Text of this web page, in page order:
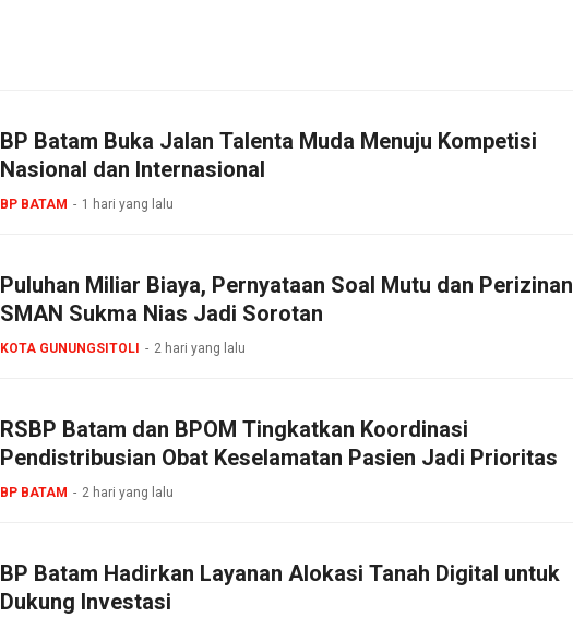
BP Batam Buka Jalan Talenta Muda Menuju Kompetisi
Nasional dan Internasional
BP BATAM 1 hari yang lalu
Puluhan Miliar Biaya, Pernyataan Soal Mutu dan Perizinan
SMAN Sukma Nias Jadi Sorotan
KOTA GUNUNGSITOLI 2 hari yang lalu
RSBP Batam dan BPOM Tingkatkan Koordinasi
Pendistribusian Obat Keselamatan Pasien Jadi Prioritas
BP BATAM 2 hari yang lalu
BP Batam Hadirkan Layanan Alokasi Tanah Digital untuk
Dukung Investasi